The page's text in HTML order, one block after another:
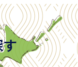
型パスポートに
」が存在しないた
確認書類として認